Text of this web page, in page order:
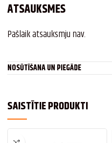
ATSAUKSMES
Pašlaik atsauksmju nav.
NOSŪTĪŠANA UN PIEGĀDE
SAISTĪTIE PRODUKTI